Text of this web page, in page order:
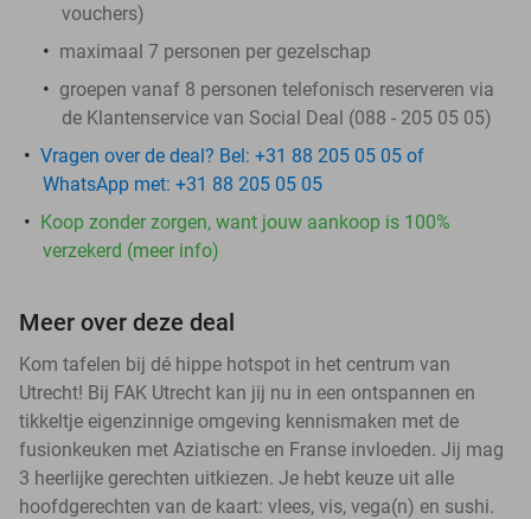
vouchers)
maximaal 7 personen per gezelschap
groepen vanaf 8 personen telefonisch reserveren via
de Klantenservice van Social Deal (088 - 205 05 05)
Vragen over de deal? Bel: +31 88 205 05 05 of
WhatsApp met: +31 88 205 05 05
Koop zonder zorgen, want jouw aankoop is 100%
verzekerd (meer info)
Meer over deze deal
Kom tafelen bij dé hippe hotspot in het centrum van
Utrecht! Bij FAK Utrecht kan jij nu in een ontspannen en
tikkeltje eigenzinnige omgeving kennismaken met de
fusionkeuken met Aziatische en Franse invloeden. Jij mag
3 heerlijke gerechten uitkiezen. Je hebt keuze uit alle
hoofdgerechten van de kaart: vlees, vis, vega(n) en sushi.